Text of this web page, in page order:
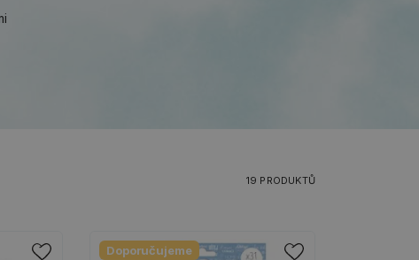
19 PRODUKTŮ
Doporučujeme